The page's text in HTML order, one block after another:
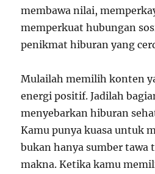
membawa nilai,
memperkuat hubungan
penikmat hiburan yang
Mulailah memilih konten
energi positif. Jadilah
menyebarkan hiburan
Kamu punya kuasa untuk
bukan hanya sumber tawa
makna. Ketika kamu